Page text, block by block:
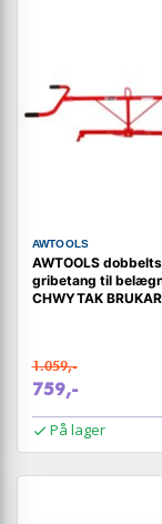
AWTOOLS
AWTOOLS
gribetang til
CHWYTAK
1.059,-
759,-
På lager